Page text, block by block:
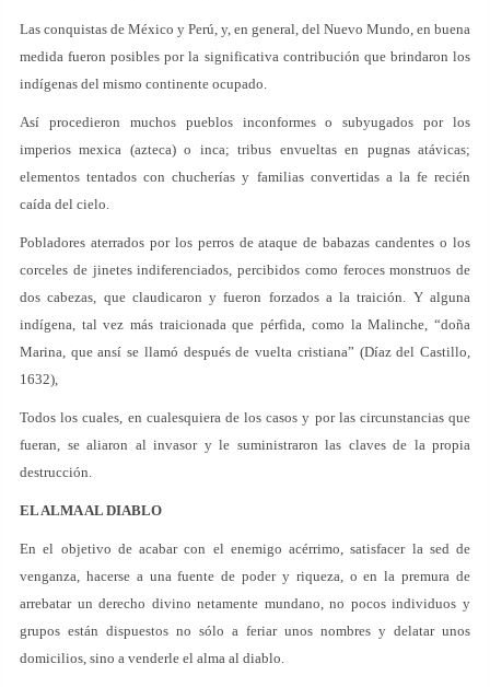
Las conquistas de México y Perú, y, en general, del Nuevo Mundo, en buena
medida fueron posibles por la significativa contribución que brindaron los
indígenas del mismo continente ocupado.
Así procedieron muchos pueblos inconformes o subyugados por los
imperios mexica (azteca) o inca; tribus envueltas en pugnas atávicas;
elementos tentados con chucherías y familias convertidas a la fe recién
caída del cielo.
Pobladores aterrados por los perros de ataque de babazas candentes o los
corceles de jinetes indiferenciados, percibidos como feroces monstruos de
dos cabezas, que claudicaron y fueron forzados a la traición. Y alguna
indígena, tal vez más traicionada que pérfida, como la Malinche, “doña
Marina, que ansí se llamó después de vuelta cristiana” (Díaz del Castillo,
1632),
Todos los cuales, en cualesquiera de los casos y por las circunstancias que
fueran, se aliaron al invasor y le suministraron las claves de la propia
destrucción.
EL ALMA AL DIABLO
En el objetivo de acabar con el enemigo acérrimo, satisfacer la sed de
venganza, hacerse a una fuente de poder y riqueza, o en la premura de
arrebatar un derecho divino netamente mundano, no pocos individuos y
grupos están dispuestos no sólo a feriar unos nombres y delatar unos
domicilios, sino a venderle el alma al diablo.